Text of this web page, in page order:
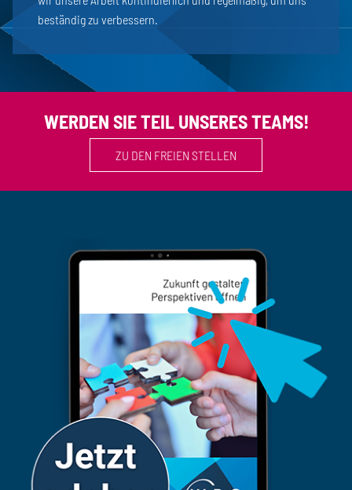
beständig zu verbessern.
WERDEN SIE TEIL UNSERES TEAMS!
ZU DEN FREIEN STELLEN